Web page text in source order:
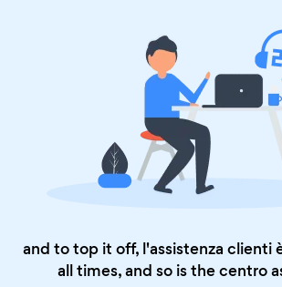
and to top it off, l'assistenza clienti
all times, and so is thecentro